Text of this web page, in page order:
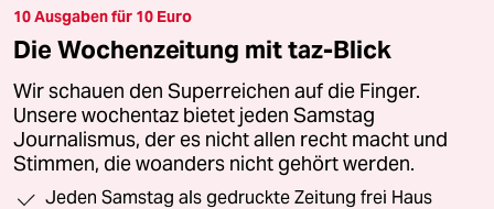
10 Ausgaben für 10 Euro
Die Wochenzeitung mit taz-Blick
Wir schauen den Superreichen auf die Finger.
Unsere wochentaz bietet jeden Samstag
Journalismus, der es nicht allen recht macht und
Stimmen, die woanders nicht gehört werden.
Jeden Samstag als gedruckte Zeitung frei Haus